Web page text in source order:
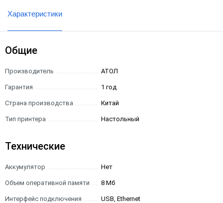
Характеристики
Общие
Производитель АТОЛ
Гарантия 1 год
Страна производства Китай
Тип принтера Настольный
Технические
Аккумулятор Нет
Объем оперативной памяти 8 Мб
Интерфейс подключения USB, Ethernet